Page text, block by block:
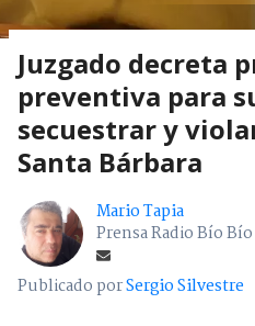
Juzgado decreta
preventiva para
secuestrar y
Santa Bárbara
Mario Tapia
Prensa Radio Bío
Publicado porSergio Silvestre